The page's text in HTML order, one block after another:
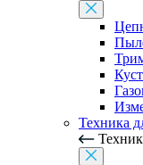
Техника